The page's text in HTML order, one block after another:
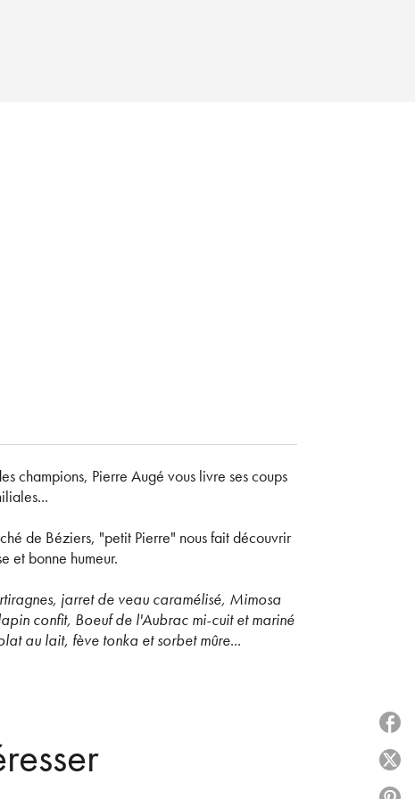
champions, Pierre Augé vous livre ses coups
de Béziers, "petit Pierre" nous fait découvrir
et bonne humeur.
jarret de veau caramélisé, Mimosa
confit, Boeuf de l'Aubrac mi-cuit et mariné
au lait, fève tonka et sorbet mûre...